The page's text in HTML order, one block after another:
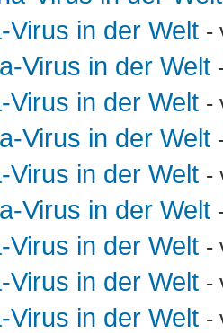
Virus in der Welt -
Virus in der Welt
Virus in der Welt -
Virus in der Welt
Virus in der Welt -
Virus in der Welt
Virus in der Welt -
Virus in der Welt -
Virus in der Welt -